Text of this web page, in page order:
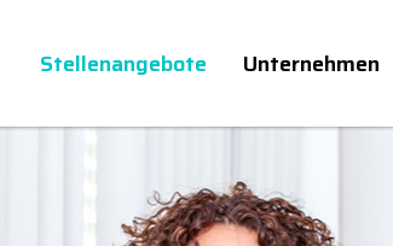
Stellenangebote Unternehmen